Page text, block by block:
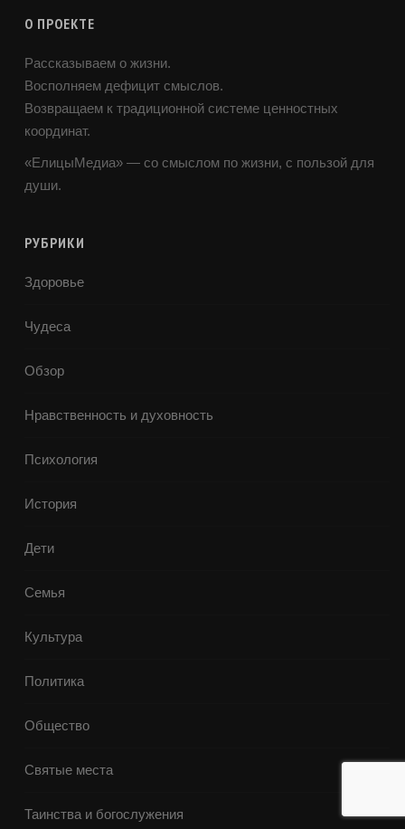
О ПРОЕКТЕ
Рассказываем о жизни.
Восполняем дефицит смыслов.
Возвращаем к традиционной системе ценностных
координат.
«ЕлицыМедиа» — со смыслом по жизни, с пользой для
души.
РУБРИКИ
Здоровье
Чудеса
Обзор
Нравственность и духовность
Психология
История
Дети
Семья
Культура
Политика
Общество
Святые места
Таинства и богослужения